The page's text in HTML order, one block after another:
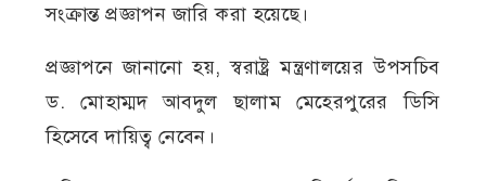
সংক্রান্ত প্রজ্ঞাপন জারি করা হয়েছে।
প্রজ্ঞাপনে জানানো হয়, স্বরাষ্ট্র মন্ত্রণালয়ের উপসচিব
ড. মোহাম্মদ আবদুল ছালাম মেহেরপুরের ডিসি
হিসেবে দায়িত্ব নেবেন।